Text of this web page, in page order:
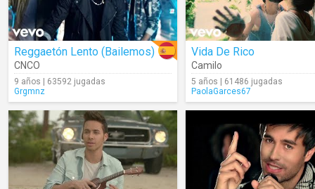
Reggaetón Lento (Bailemos)
CNCO
9 años | 63592 jugadas
Grgmnz
Vida De Rico
Camilo
5 años | 61486 jugadas
PaolaGarces67